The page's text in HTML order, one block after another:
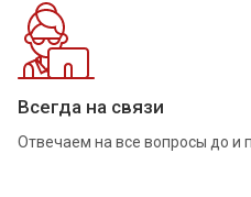
Всегда на связи
Отвечаем на все вопросы до и